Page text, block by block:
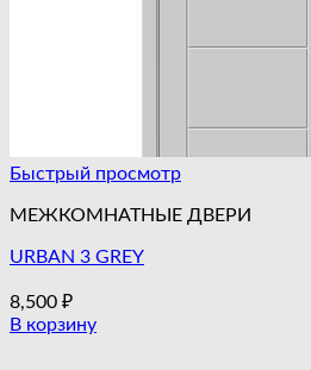
Быстрый просмотр
МЕЖКОМНАТНЫЕ ДВЕРИ
URBAN 3 GREY
8,500 ₽
В корзину